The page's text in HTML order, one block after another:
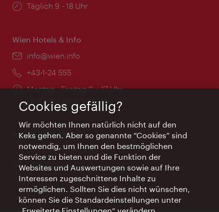
Öffnungszeiten:
Täglich 9 - 18 Uhr
Wien Hotels & Info
Email:
info@wien.info
Telefon:
+43-1-24 555
Öffnungszeiten:
Montag - Freitag 9 – 17 Uhr
Feiertags geschlossen
AI Concierge Wien
Ort:
concierge.wien.info
Öffnungszeiten:
Informationen rund um die Uhr
Cookies gefällig?
Wir möchten Ihnen natürlich nicht auf den
Keks gehen. Aber so genannte “Cookies” sind
notwendig, um Ihnen den bestmöglichen
Service zu bieten und die Funktion der
Websites und Auswertungen sowie auf Ihre
Interessen zugeschnittene Inhalte zu
ermöglichen. Sollten Sie dies nicht wünschen,
können Sie die Standardeinstellungen unter